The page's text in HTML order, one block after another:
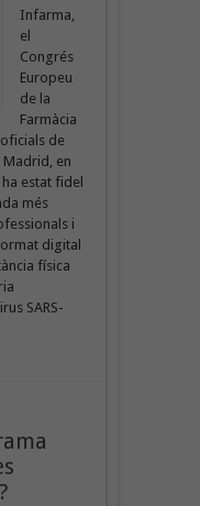
Infarma,
el
Congrés
Europeu
de la
Farmàcia
de
Madrid, en
estat fidel
més
i
digital
física
SARS-